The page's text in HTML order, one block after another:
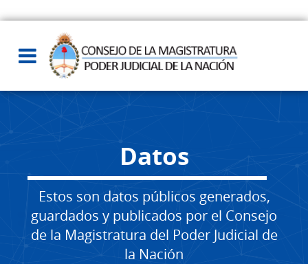
Datos
Estos son datos públicos generados,
guardados y publicados por el Consejo
de la Magistratura del Poder Judicial de
la Nación